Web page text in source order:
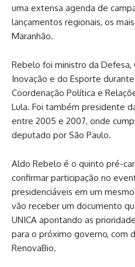
uma extensa agenda de
lançamentos regionais, os
Maranhão.
Rebelo foi ministro da Defesa,
Inovação e do Esporte
Coordenação Política e
Lula. Foi também presidente
entre 2005 e 2007, onde
deputado por São Paulo.
Aldo Rebelo é o quinto pré-
confirmar participação no
presidenciáveis em um
vão receber um documento
UNICA apontando as
para o próximo governo, com
RenovaBio.